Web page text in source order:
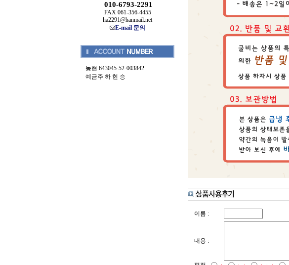
010-6793-2291
FAX 061-356-4455
ha2291@hanmail.net
E-mail 문의
농협 643045-52-003842
예금주 하 현 승
이름 :
내용 :